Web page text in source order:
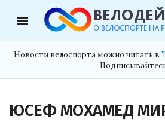
menu
Новости велоспорта можно читать в
ЮСЕФ МОХАМЕД